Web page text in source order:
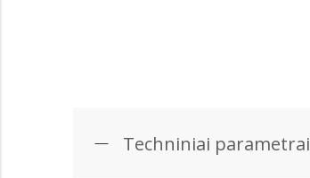
Techniniai parametrai